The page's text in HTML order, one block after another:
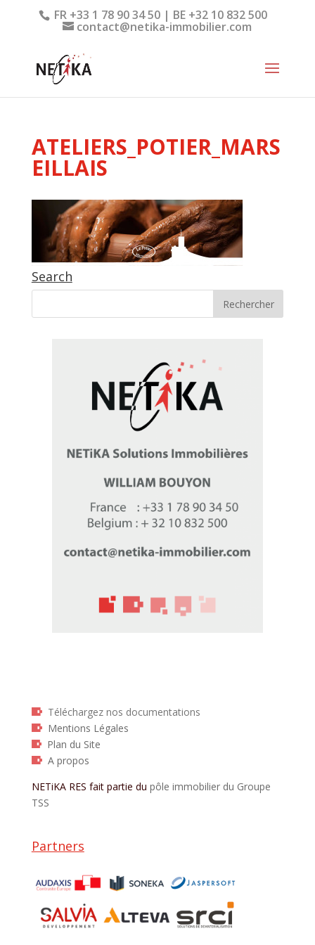
FR +33 1 78 90 34 50 | BE +32 10 832 500
contact@netika-immobilier.com
ATELIERS_POTIER_MARS
EILLAIS
Search
Téléchargez nos documentations
Mentions Légales
Plan du Site
A propos
NETiKA RES fait partie du pôle immobilier du Groupe
TSS
Partners